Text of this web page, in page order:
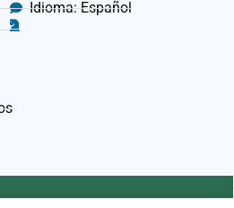
Idioma: Español